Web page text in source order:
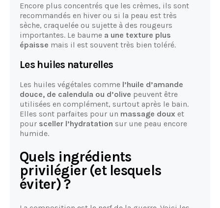
Encore plus concentrés que les crèmes, ils sont
recommandés en hiver ou si la peau est très
sèche, craquelée ou sujette à des rougeurs
importantes. Le baume a une texture plus
épaisse mais il est souvent très bien toléré.
Les huiles naturelles
Les huiles végétales comme l’huile d’amande
douce, de calendula ou d’olive peuvent être
utilisées en complément, surtout après le bain.
Elles sont parfaites pour un massage doux et
pour sceller l’hydratation sur une peau encore
humide.
Quels ingrédients
privilégier (et lesquels
éviter) ?